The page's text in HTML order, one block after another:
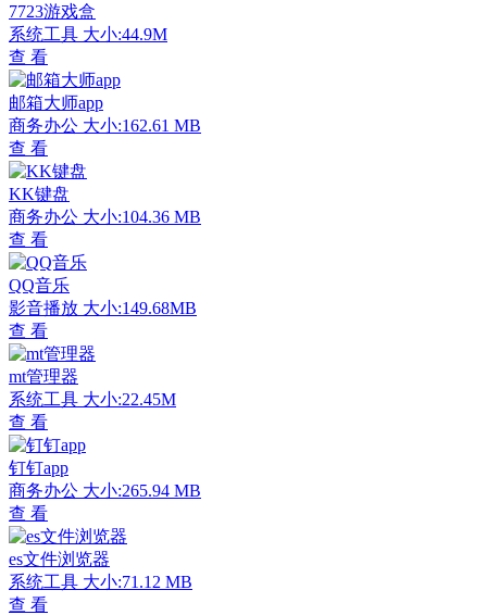
7723游戏盒
系统工具 大小:44.9M
查 看
邮箱大师app
商务办公 大小:162.61 MB
查 看
KK键盘
商务办公 大小:104.36 MB
查 看
QQ音乐
影音播放 大小:149.68MB
查 看
mt管理器
系统工具 大小:22.45M
查 看
钉钉app
商务办公 大小:265.94 MB
查 看
es文件浏览器
系统工具 大小:71.12 MB
查 看